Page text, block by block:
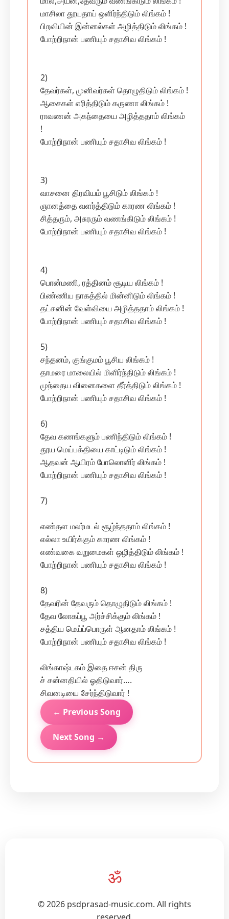
மாசிலா தூயதாய் ஒளிர்ந்திடும் லிங்கம் !
பிறவியின் இன்னல்கள் அழித்திடும் லிங்கம் !
போற்றிநான் பணியும் சதாசிவ லிங்கம் !
2)
தேவர்கள், முனிவர்கள் தொழுதிடும் லிங்கம் !
ஆசைகள் எரித்திடும் கருணா லிங்கம் !
ராவணன் அகந்தையை அழித்ததாம் லிங்கம்
!
போற்றிநான் பணியும் சதாசிவ லிங்கம் !
3)
வாசனை திரவியம் பூசிடும் லிங்கம் !
ஞானத்தை வளர்த்திடும் காரண லிங்கம் !
சித்தரும், அசுரரும் வணங்கிடும் லிங்கம் !
போற்றிநான் பணியும் சதாசிவ லிங்கம் !
4)
பொன்மணி, ரத்தினம் சூடிய லிங்கம் !
பிண்ணிய நாகத்தில் மின்னிடும் லிங்கம் !
தட்சனின் வேள்வியை அழித்ததாம் லிங்கம் !
போற்றிநான் பணியும் சதாசிவ லிங்கம் !
5)
சந்தனம், குங்குமம் பூசிய லிங்கம் !
தாமரை மாலையில் மிளிர்ந்திடும் லிங்கம் !
முந்தைய வினைகளை தீர்த்திடும் லிங்கம் !
போற்றிநான் பணியும் சதாசிவ லிங்கம் !
6)
தேவ கணங்களும் பணிந்திடும் லிங்கம் !
தூய மெய்பக்தியை காட்டிடும் லிங்கம் !
ஆதவன் ஆயிரம் போலொளிர் லிங்கம் !
போற்றிநான் பணியும் சதாசிவ லிங்கம் !
7)
எண்தள மலர்மடல் சூழ்ந்ததாம் லிங்கம் !
எல்லா உயிர்க்கும் காரண லிங்கம் !
எண்வகை வறுமைகள் ஒழித்திடும் லிங்கம் !
போற்றிநான் பணியும் சதாசிவ லிங்கம் !
8)
தேவரின் தேவரும் தொழுதிடும் லிங்கம் !
தேவ லோகப்பூ அர்ச்சிக்கும் லிங்கம் !
சத்திய மெய்ப்பொருள் ஆனதாம் லிங்கம் !
போற்றிநான் பணியும் சதாசிவ லிங்கம் !
லிங்காஷ்டகம் இதை ஈசன் திரு
ச் சன்னதியில் ஓதிடுவார்….
சிவனடியை சேர்ந்திடுவார் !
← Previous Song
Next Song →
ॐ
© 2026 psdprasad-music.com. All rights